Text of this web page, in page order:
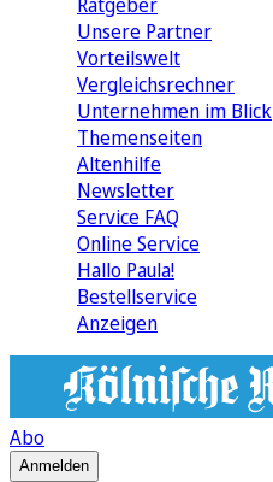
Unsere Partner
Vorteilswelt
Vergleichsrechner
Unternehmen im Blick
Themenseiten
Altenhilfe
Newsletter
Service FAQ
Online Service
Hallo Paula!
Bestellservice
Anzeigen
Abo
Anmelden